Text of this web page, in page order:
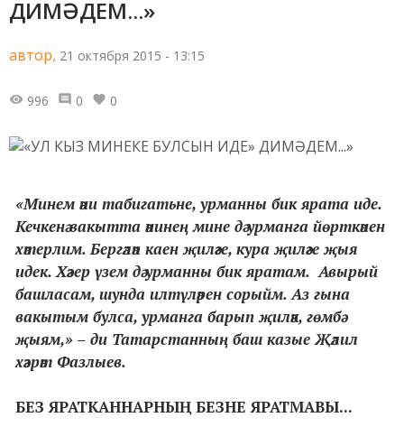
ДИМӘДЕМ...»
автор, 21 октября 2015 - 13:15
996 0 0
«Минем әни табигатьне, урманны бик ярата иде.
Кечкенә вакытта әнинең мине дә урманга йөрткәнен
хәтерлим. Бергәләп каен җиләге, кура җиләге җыя
идек. Хәзер үзем дә урманны бик яратам. Авырый
башласам, шунда илтүләрен сорыйм. Аз гына
вакытым булса, урманга барып җиләк, гөмбә
җыям,» – ди Татарстанның баш казые Җәлил
хәзрәт Фазлыев.
БЕЗ ЯРАТКАННАРНЫҢ БЕЗНЕ ЯРАТМАВЫ...